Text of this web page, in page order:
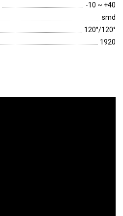
-10 ~ +40
smd
120°/120°
1920